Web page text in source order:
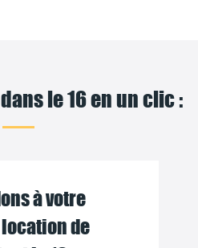
le 16 en un clic :
à votre
de